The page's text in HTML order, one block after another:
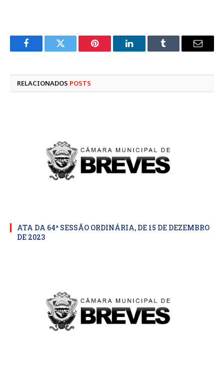
FacebookTwitter Pinterest LinkedInTumblr
E-
RELACIONADOS POSTS
ATA DA 64ª SESSÃO ORDINÁRIA, DE 15 DE DEZEMBRO
DE 2023